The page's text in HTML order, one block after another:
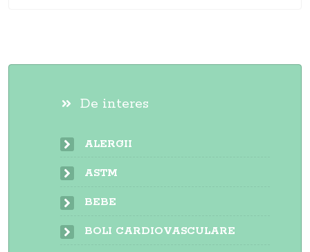
De interes
ALERGII
ASTM
BEBE
BOLI CARDIOVASCULARE